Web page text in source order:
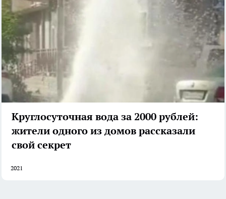
Круглосуточная вода за 2000 рублей:
жители одного из домов рассказали
свой секрет
2021